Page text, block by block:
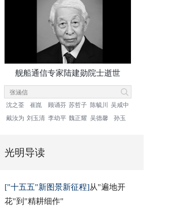
舰船通信专家陆建勋院士逝世
沈之荃 崔崑 顾诵芬 苏哲子 陈毓川
吴咸中
戴汝为 刘玉清 李幼平 魏正耀 吴德馨 孙玉
光明导读
["十五五"新图景新征程]从"遍地开
花"到"精耕细作"